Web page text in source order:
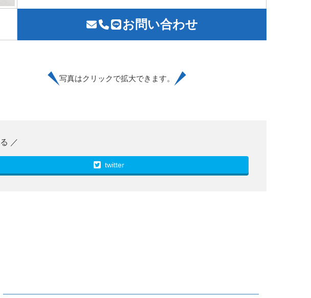
お問い合わせ
写真はクリックで拡大できます。
twitter